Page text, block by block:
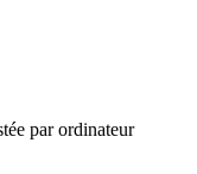
par ordinateur